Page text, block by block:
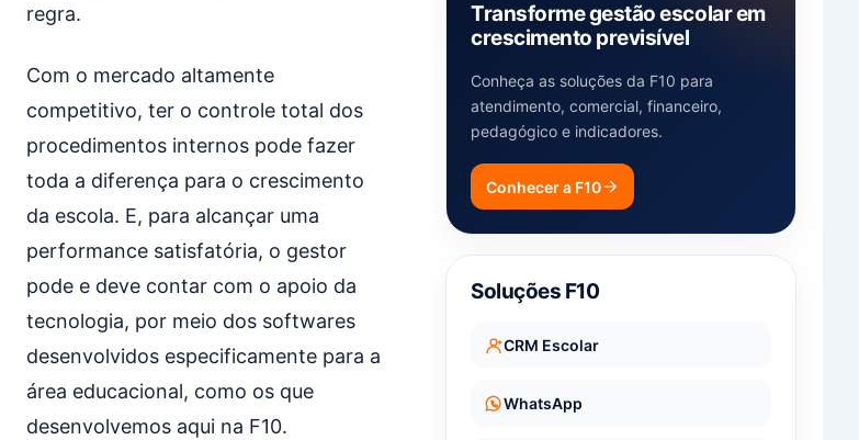
regra.
Com o mercado altamente
competitivo, ter o controle total dos
procedimentos internos pode fazer
toda a diferença para o crescimento
da escola. E, para alcançar uma
performance satisfatória, o gestor
pode e deve contar com o apoio da
tecnologia, por meio dos softwares
desenvolvidos especificamente para a
área educacional, como os que
desenvolvemos aqui na F10.
Transforme gestão escolar em
crescimento previsível
Conheça as soluções da F10 para
atendimento, comercial, financeiro,
pedagógico e indicadores.
Conhecer a F10
Soluções F10
CRM Escolar
WhatsApp